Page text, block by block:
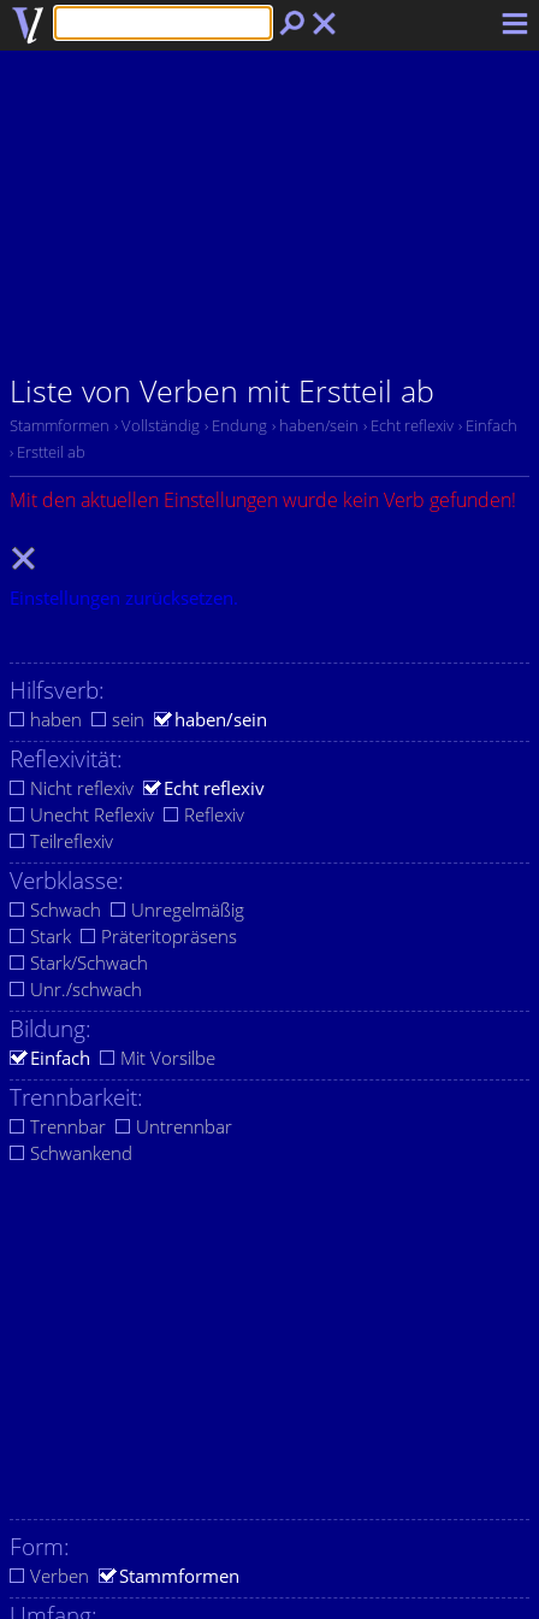
Liste von Verben mit Erstteil ab
Stammformen › Vollständig › Endung › haben/sein › Echt reflexiv › Einfach
› Erstteil ab
Mit den aktuellen Einstellungen wurde kein Verb gefunden!
Einstellungen zurücksetzen.
Hilfsverb:
haben sein haben/sein
Reflexivität:
Nicht reflexiv
Echt reflexiv
Unecht Reflexiv
Reflexiv
Teilreflexiv
Verbklasse:
Schwach
Unregelmäßig
Stark
Präteritopräsens
Stark/Schwach
Unr./schwach
Bildung:
Einfach Mit Vorsilbe
Trennbarkeit:
Trennbar
Untrennbar
Schwankend
Form:
Verben Stammformen